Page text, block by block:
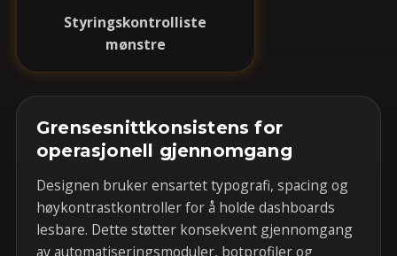
Styringskontrolliste
mønstre
Grensesnittkonsistens for
operasjonell gjennomgang
Designen bruker ensartet typografi, spacing og
høykontrastkontroller for å holde dashboards
lesbare. Dette støtter konsekvent gjennomgang
av automatiseringsmoduler, botprofiler og